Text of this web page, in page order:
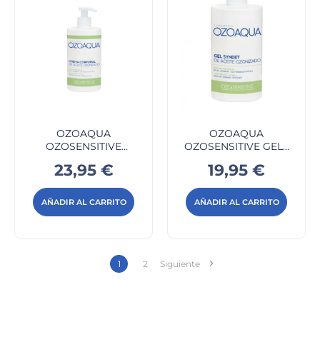
OZOAQUA
OZOSENSITIVE
Precio
23,95 €
AÑADIR AL CARRITO
OZOAQUA
OZOSENSITIVE GEL...
Precio
19,95 €
AÑADIR AL CARRITO
1 2 Siguiente 